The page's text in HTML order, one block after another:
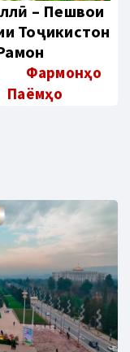
– Пешвои
Тоҷикистон
Фармонҳо
Паёмҳо